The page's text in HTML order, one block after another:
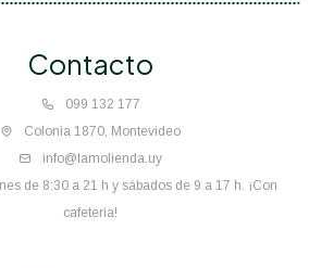
Contacto
099 132 177
Colonia 1870, Montevideo
info@lamolienda.uy
de 8:30 a 21 h y sábados de 9 a 17 h. ¡Con
cafetería!